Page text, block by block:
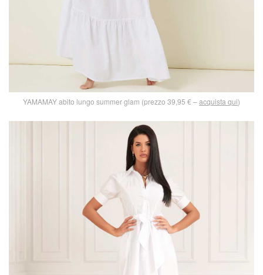
YAMAMAY abito lungo summer glam (prezzo 39,95 € –acquista qui)